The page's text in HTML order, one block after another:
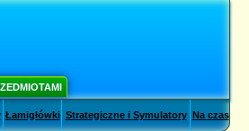
Łamigłówki Strategiczne i Symulatory Na czas